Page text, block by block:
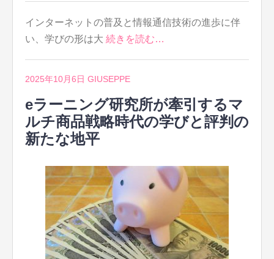
インターネットの普及と情報通信技術の進歩に伴
い、学びの形は大 続きを読む…
2025年10月6日 GIUSEPPE
eラーニング研究所が牽引するマ
ルチ商品戦略時代の学びと評判の
新たな地平